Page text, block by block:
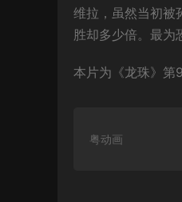
维拉，虽然当初被
胜却多少倍。最
本片为《龙珠》第
粤动画